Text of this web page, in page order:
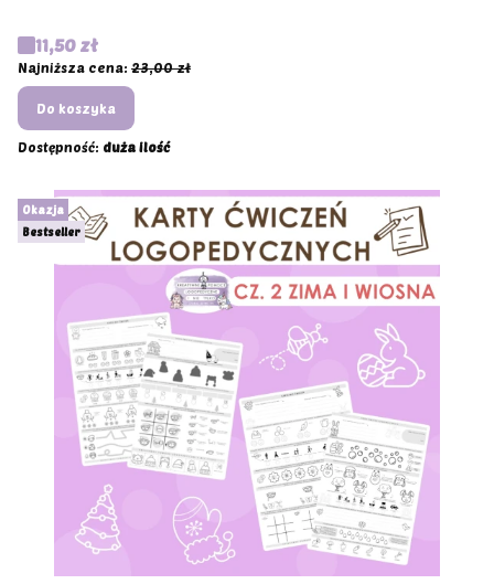
Cena promocyjna
11,50 zł
Najniższa cena: 23,00 zł
Do koszyka
Dostępność: duża ilość
Okazja
Bestseller